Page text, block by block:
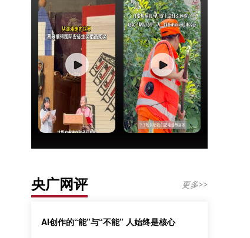
央广网评 更多>>
AI创作的“能”与“不能” 人始终是核心